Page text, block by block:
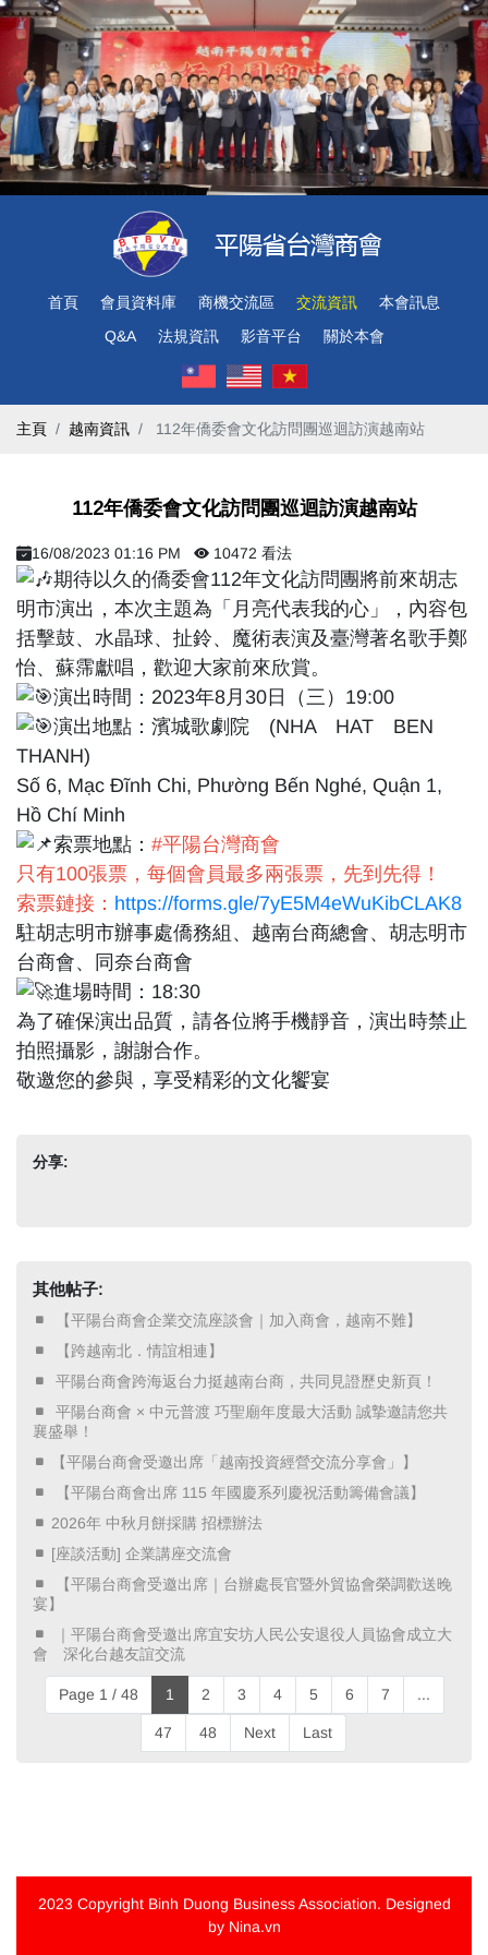
首頁 會員資料庫 商機交流區 交流資訊
本會訊息
Q&A
法規資訊 影音平台 關於本會
主頁 越南資訊 ​ 112年僑委會文化訪問團巡迴訪演越南站 ​
​ 112年僑委會文化訪問團巡迴訪演越南站 ​
16/08/2023 01:16 PM 10472 看法
期待以久的僑委會112年文化訪問團將前來胡志
明市演出，本次主題為「月亮代表我的心」，內容包
括擊鼓、水晶球、扯鈴、魔術表演及臺灣著名歌手鄭
怡、蘇霈獻唱，歡迎大家前來欣賞。
演出時間：2023年8月30日（三）19:00
演出地點：濱城歌劇院 (NHA HAT BEN
THANH)
Số 6, Mạc Đĩnh Chi, Phường Bến Nghé, Quận 1,
Hồ Chí Minh
索票地點： #平陽台灣商會
只有100張票，每個會員最多兩張票，先到先得！
索票鏈接： https://forms.gle/7yE5M4eWuKibCLAK8
駐胡志明市辦事處僑務組、越南台商總會、胡志明市
台商會、同奈台商會
進場時間：18:30
為了確保演出品質，請各位將手機靜音，演出時禁止
拍照攝影，謝謝合作。
敬邀您的參與，享受精彩的文化饗宴
分享:
其他帖子:
​ 【平陽台商會企業交流座談會｜加入商會，越南不難】 ​
​ 【跨越南北．情誼相連】 ​
​ 平陽台商會跨海返台力挺越南台商，共同見證歷史新頁！ ​
​ 平陽台商會 × 中元普渡 巧聖廟年度最大活動 誠摯邀請您共
襄盛舉！ ​
【平陽台商會受邀出席「越南投資經營交流分享會」】
​ 【平陽台商會出席 115 年國慶系列慶祝活動籌備會議】 ​
2026年 中秋月餅採購 招標辦法
[座談活動] 企業講座交流會
​ 【平陽台商會受邀出席｜台辦處長官暨外貿協會榮調歡送晚
宴】 ​
​ ｜平陽台商會受邀出席宜安坊人民公安退役人員協會成立大
會 深化台越友誼交流 ​
Page 1 / 48 1 2 3 4 5 6 7 ...
47 48 Next Last
2023 Copyright Binh Duong Business Association. Designed
by Nina.vn